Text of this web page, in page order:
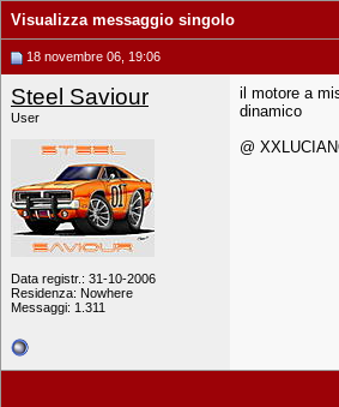
Visualizza messaggio singolo
18 novembre 06, 19:06
Steel Saviour
User
Data registr.: 31-10-2006
Residenza: Nowhere
Messaggi: 1.311
il motore a
dinamico
@